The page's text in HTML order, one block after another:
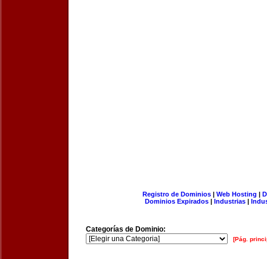
Registro de Dominios| Web Hosting |
Dominios Expirados | Industrias |
Categorías de Dominio:
[Pág.